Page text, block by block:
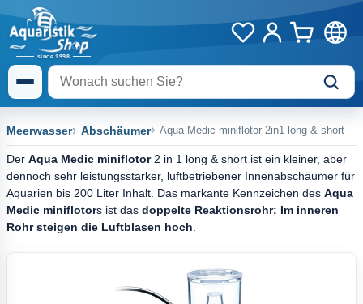
Meerwasser Abschäumer Aqua Medic miniflotor 2in1 long & short
Der Aqua Medic miniflotor2 in 1 long & short ist ein kleiner, aber
dennoch sehr leistungsstarker, luftbetriebener Innenabschäumer für
Aquarien bis 200 Liter Inhalt. Das markante Kennzeichen des Aqua
Medic miniflotors ist das doppelte Reaktionsrohr: Im inneren
Rohr steigen die Luftblasen hoch